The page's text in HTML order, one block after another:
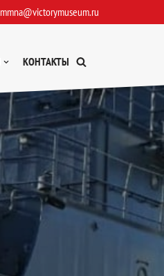
mmna@victorymuseum.ru
КОНТАКТЫ